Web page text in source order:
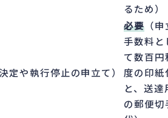
るため）
定や執行停止の申立て）
必要 （
手数料と
て数百円
度の印紙
と、送達
の郵便切